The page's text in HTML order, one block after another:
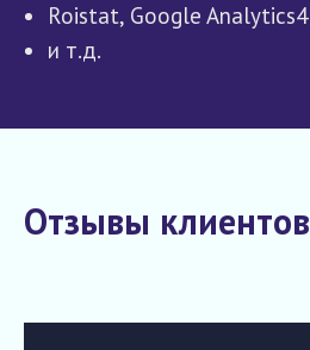
Roistat, Google Analytics4
и т.д.
Отзывы клиентов